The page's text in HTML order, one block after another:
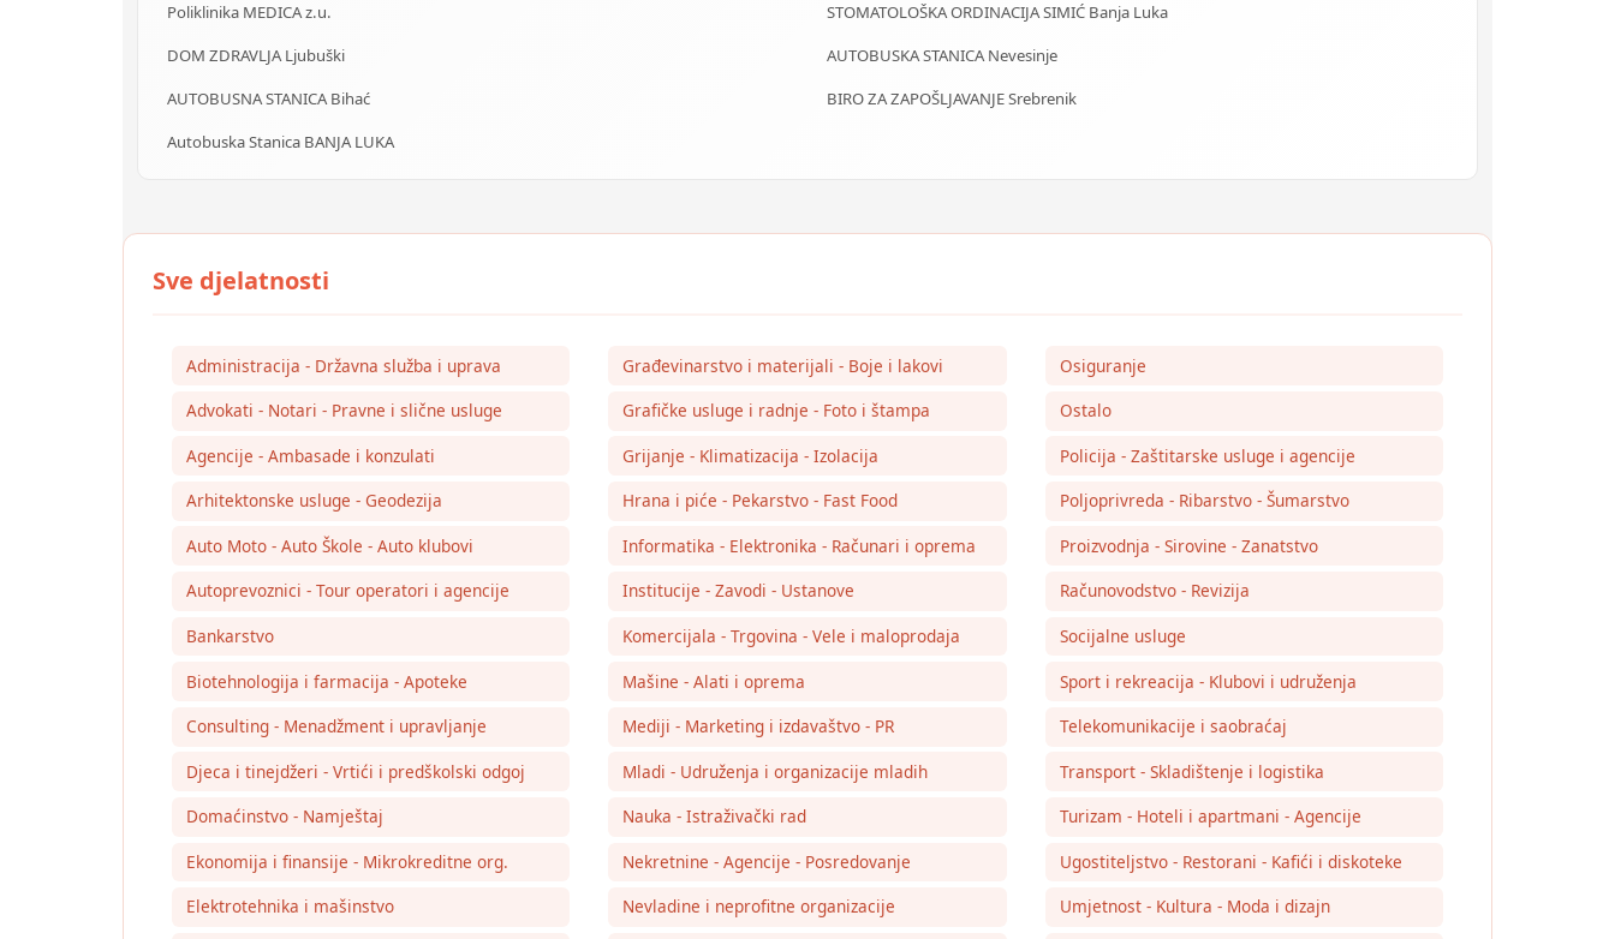
Poliklinika MEDICA z.u.
STOMATOLOŠKA ORDINACIJA SIMIĆ Banja Luka
DOM ZDRAVLJA Ljubuški
AUTOBUSKA STANICA Nevesinje
AUTOBUSNA STANICA Bihać
BIRO ZA ZAPOŠLJAVANJE Srebrenik
Autobuska Stanica BANJA LUKA
Administracija - Državna služba i uprava
Advokati - Notari - Pravne i slične usluge
Agencije - Ambasade i konzulati
Arhitektonske usluge - Geodezija
Auto Moto - Auto Škole - Auto klubovi
Autoprevoznici - Tour operatori i agencije
Bankarstvo
Biotehnologija i farmacija - Apoteke
Consulting - Menadžment i upravljanje
Djeca i tinejdžeri - Vrtići i predškolski odgoj
Domaćinstvo - Namještaj
Ekonomija i finansije - Mikrokreditne org.
Elektrotehnika i mašinstvo
Građevinarstvo i materijali - Boje i lakovi
Grafičke usluge i radnje - Foto i štampa
Grijanje - Klimatizacija - Izolacija
Hrana i piće - Pekarstvo - Fast Food
Informatika - Elektronika - Računari i oprema
Institucije - Zavodi - Ustanove
Komercijala - Trgovina - Vele i maloprodaja
Mašine - Alati i oprema
Mediji - Marketing i izdavaštvo - PR
Mladi - Udruženja i organizacije mladih
Nauka - Istraživački rad
Nekretnine - Agencije - Posredovanje
Nevladine i neprofitne organizacije
Osiguranje
Ostalo
Policija - Zaštitarske usluge i agencije
Poljoprivreda - Ribarstvo - Šumarstvo
Proizvodnja - Sirovine - Zanatstvo
Računovodstvo - Revizija
Socijalne usluge
Sport i rekreacija - Klubovi i udruženja
Telekomunikacije i saobraćaj
Transport - Skladištenje i logistika
Turizam - Hoteli i apartmani - Agencije
Ugostiteljstvo - Restorani - Kafići i diskoteke
Umjetnost - Kultura - Moda i dizajn